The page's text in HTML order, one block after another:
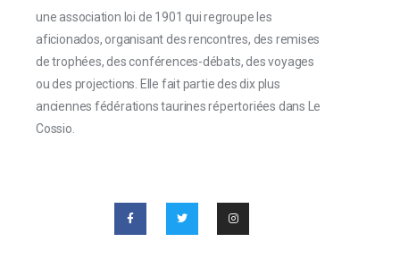
une association loi de 1901 qui regroupe les
aficionados, organisant des rencontres, des remises
de trophées, des conférences-débats, des voyages
ou des projections. Elle fait partie des dix plus
anciennes fédérations taurines répertoriées dans Le
Cossio.